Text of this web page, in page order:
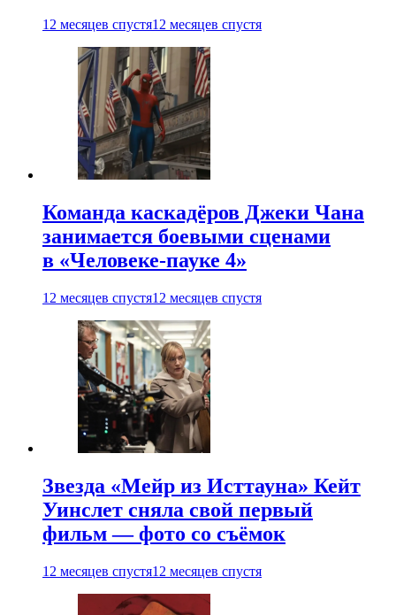
12 месяцев спустя12 месяцев спустя
Команда каскадёров Джеки Чана
занимается боевыми сценами
в «Человеке-пауке 4»
12 месяцев спустя12 месяцев спустя
Звезда «Мейр из Исттауна» Кейт
Уинслет сняла свой первый
фильм — фото со съёмок
12 месяцев спустя12 месяцев спустя